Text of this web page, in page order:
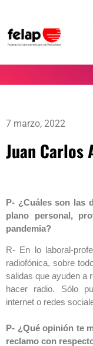
7 marzo, 2022
Juan Carlos
P- ¿Cuáles son las
plano personal,
pandemia?
R- En lo laboral-
radiofónica, sobre
salidas que ayuden a
hacer radio. Sólo
internet o redes
P- ¿Qué opinión te
reclamo con